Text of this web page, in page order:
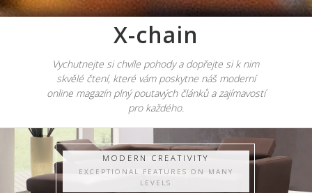
X-chain
Vychutnejte si chvíle pohody a dopřejte si k nim
skvělé čtení, které vám poskytne náš moderní
online magazín plný poutavých článků a zajímavostí
pro každého.
MODERN CREATIVITY
EXCEPTIONAL FEATURES ON MANY
LEVELS